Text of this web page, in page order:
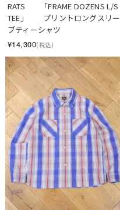
RATS　　「FRAME DOZENS L/S
TEE」　　プリントロングスリー
ブティーシャツ
¥14,300(税込)